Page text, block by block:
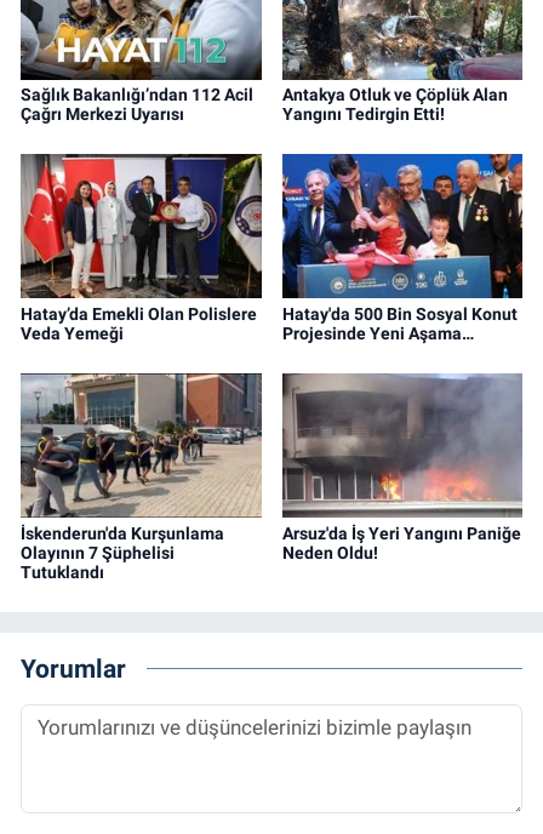
Sağlık Bakanlığı’ndan 112 Acil
Çağrı Merkezi Uyarısı
Antakya Otluk ve Çöplük Alan
Yangını Tedirgin Etti!
Hatay’da Emekli Olan Polislere
Veda Yemeği
Hatay'da 500 Bin Sosyal Konut
Projesinde Yeni Aşama…
İskenderun'da Kurşunlama
Olayının 7 Şüphelisi
Tutuklandı
Arsuz'da İş Yeri Yangını Paniğe
Neden Oldu!
Yorumlar